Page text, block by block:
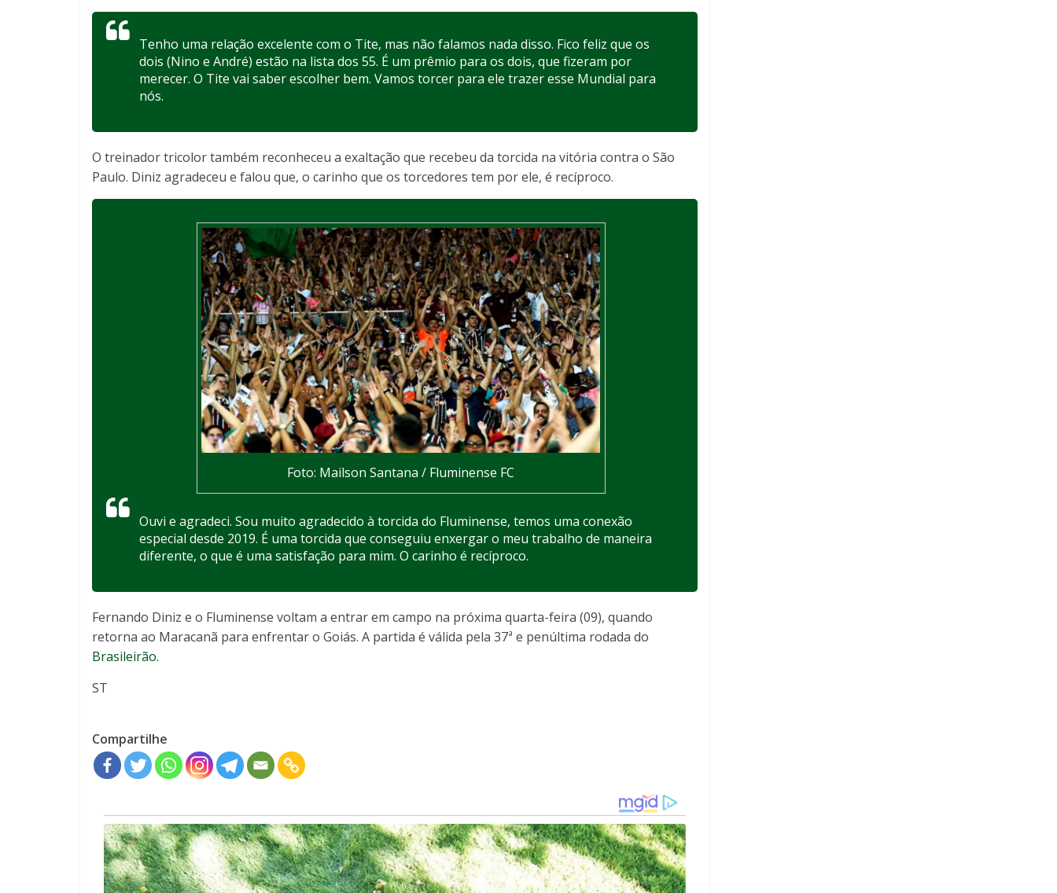
Tenho uma relação excelente com o Tite, mas não falamos nada disso. Fico feliz que os
dois (Nino e André) estão na lista dos 55. É um prêmio para os dois, que fizeram por
merecer. O Tite vai saber escolher bem. Vamos torcer para ele trazer esse Mundial para
nós.
O treinador tricolor também reconheceu a exaltação que recebeu da torcida na vitória contra o São
Paulo. Diniz agradeceu e falou que, o carinho que os torcedores tem por ele, é recíproco.
Foto: Mailson Santana / Fluminense FC
Ouvi e agradeci. Sou muito agradecido à torcida do Fluminense, temos uma conexão
especial desde 2019. É uma torcida que conseguiu enxergar o meu trabalho de maneira
diferente, o que é uma satisfação para mim. O carinho é recíproco.
Fernando Diniz e o Fluminense voltam a entrar em campo na próxima quarta-feira (09), quando
retorna ao Maracanã para enfrentar o Goiás. A partida é válida pela 37ª e penúltima rodada do
Brasileirão.
ST
Compartilhe